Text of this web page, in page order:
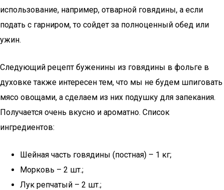
использование, например, отварной говядины, а если
подать с гарниром, то сойдет за полноценный обед или
ужин.
Следующий рецепт буженины из говядины в фольге в
духовке также интересен тем, что мы не будем шпиговать
мясо овощами, а сделаем из них подушку для запекания.
Получается очень вкусно и ароматно. Список
ингредиентов:
Шейная часть говядины (постная) – 1 кг;
Морковь – 2 шт.;
Лук репчатый – 2 шт.;